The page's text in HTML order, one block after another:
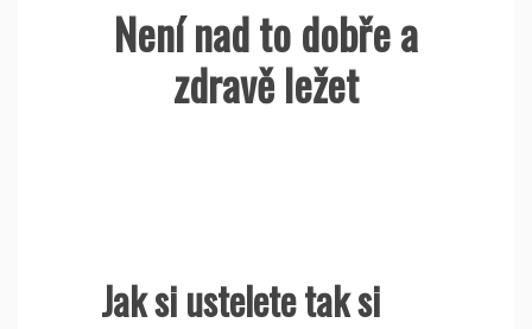
Není nad to dobře a
zdravě ležet
Jak si ustelete tak si